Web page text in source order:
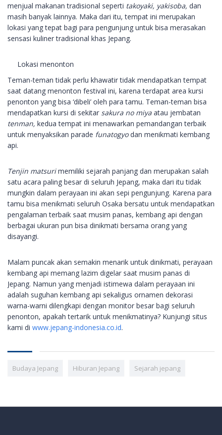
menjual makanan tradisional seperti takoyaki, yakisoba, dan
masih banyak lainnya. Maka dari itu, tempat ini merupakan
lokasi yang tepat bagi para pengunjung untuk bisa merasakan
sensasi kuliner tradisional khas Jepang.
Lokasi menonton
Teman-teman tidak perlu khawatir tidak mendapatkan tempat
saat datang menonton festival ini, karena terdapat area kursi
penonton yang bisa ‘dibeli’ oleh para tamu. Teman-teman bisa
mendapatkan kursi di sekitar sakura no miya atau jembatan
tenman, kedua tempat ini menawarkan pemandangan terbaik
untuk menyaksikan parade funatogyodan menikmati kembang
api.
Tenjin matsurimemiliki sejarah panjang dan merupakan salah
satu acara paling besar di seluruh Jepang, maka dari itu tidak
mungkin dalam perayaan ini akan sepi pengunjung. Karena para
tamu bisa menikmati seluruh Osaka bersatu untuk mendapatkan
pengalaman terbaik saat musim panas, kembang api dengan
berbagai ukuran pun bisa dinikmati bersama orang yang
disayangi.
Malam puncak akan semakin menarik untuk dinikmati, perayaan
kembang api memang lazim digelar saat musim panas di
Jepang. Namun yang menjadi istimewa dalam perayaan ini
adalah suguhan kembang api sekaligus ornamen dekorasi
warna-warni dilengkapi dengan monitor besar bagi seluruh
penonton, apakah tertarik untuk menikmatinya? Kunjungi situs
kami di www.jepang-indonesia.co.id.
Budaya Jepang Hiburan Jepang Sejarah jepang